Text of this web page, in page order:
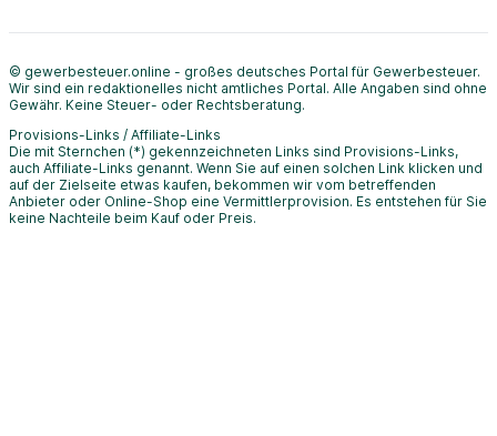
© gewerbesteuer.online - großes deutsches Portal für Gewerbesteuer.
Wir sind ein redaktionelles nicht amtliches Portal. Alle Angaben sind ohne
Gewähr. Keine Steuer- oder Rechtsberatung.
Provisions-Links / Affiliate-Links
Die mit Sternchen (*) gekennzeichneten Links sind Provisions-Links,
auch Affiliate-Links genannt. Wenn Sie auf einen solchen Link klicken und
auf der Zielseite etwas kaufen, bekommen wir vom betreffenden
Anbieter oder Online-Shop eine Vermittlerprovision. Es entstehen für Sie
keine Nachteile beim Kauf oder Preis.